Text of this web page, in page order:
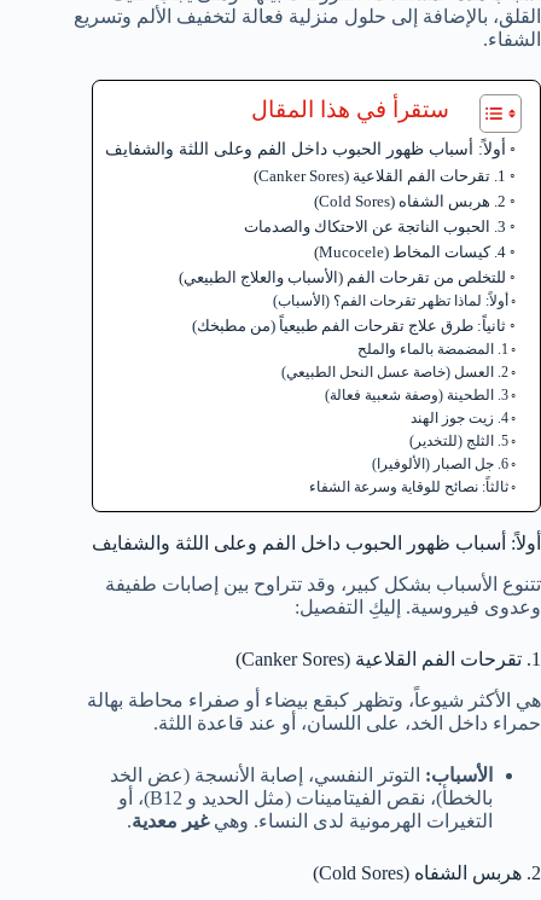
القلق، بالإضافة إلى حلول منزلية فعالة لتخفيف الألم وتسريع
الشفاء.
ستقرأ في هذا المقال
أولاً: أسباب ظهور الحبوب داخل الفم وعلى اللثة والشفايف
1. تقرحات الفم القلاعية (Canker Sores)
2. هربس الشفاه (Cold Sores)
3. الحبوب الناتجة عن الاحتكاك والصدمات
4. كيسات المخاط (Mucocele)
للتخلص من تقرحات الفم (الأسباب والعلاج الطبيعي)
أولاً: لماذا تظهر تقرحات الفم؟ (الأسباب)
ثانياً: طرق علاج تقرحات الفم طبيعياً (من مطبخك)
1. المضمضة بالماء والملح
2. العسل (خاصة عسل النحل الطبيعي)
3. الطحينة (وصفة شعبية فعالة)
4. زيت جوز الهند
5. الثلج (للتخدير)
6. جل الصبار (الألوفيرا)
ثالثاً: نصائح للوقاية وسرعة الشفاء
أولاً: أسباب ظهور الحبوب داخل الفم وعلى اللثة والشفايف
تتنوع الأسباب بشكل كبير، وقد تتراوح بين إصابات طفيفة
وعدوى فيروسية. إليكِ التفصيل:
1. تقرحات الفم القلاعية (Canker Sores)
هي الأكثر شيوعاً، وتظهر كبقع بيضاء أو صفراء محاطة بهالة
حمراء داخل الخد، على اللسان، أو عند قاعدة اللثة.
الأسباب: التوتر النفسي، إصابة الأنسجة (عض الخد
بالخطأ)، نقص الفيتامينات (مثل الحديد و B12)، أو
التغيرات الهرمونية لدى النساء. وهيغير معدية.
2. هربس الشفاه (Cold Sores)